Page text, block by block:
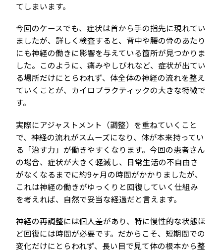
てしまいます。
今回のケースでも、症状は首から手の指先に現れてい
ましたが、詳しく検査すると、背中や腰の骨のあたり
にも神経の働きに影響を与えている箇所が見つかりま
した。このように、痛みやしびれなど、症状が出てい
る場所だけにとらわれず、体全体の神経の流れを整え
ていくことが、カイロプラクティックの大きな特徴で
す。
実際にアジャストメント（調整）を重ねていくこと
で、神経の流れがスムーズになり、体が本来持ってい
る「治す力」が働きやすくなります。今回の患者さん
の場合、症状が大きく軽減し、日常生活の不自由さ
がなくなるまでに約9ヶ月の時間がかかりましたが、
これは神経の働きがゆっくりと回復していく仕組み
を考えれば、自然で妥当な経過だと言えます。
神経の再調整には個人差があり、特に慢性的な状態ほ
ど回復には時間が必要です。だからこそ、短期間での
変化だけにとらわれず、長い目で見て体の根本から整